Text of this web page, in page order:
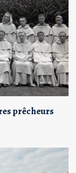
prêcheurs